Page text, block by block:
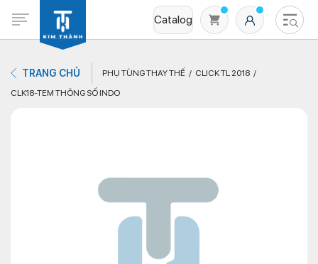
Catalog
Không có sản phẩm nào trong giỏ hàng
TRANG CHỦ PHỤ TÙNG THAY THẾ
CLICK TL 2018
CLK18-TEM THÔNG SỐ INDO